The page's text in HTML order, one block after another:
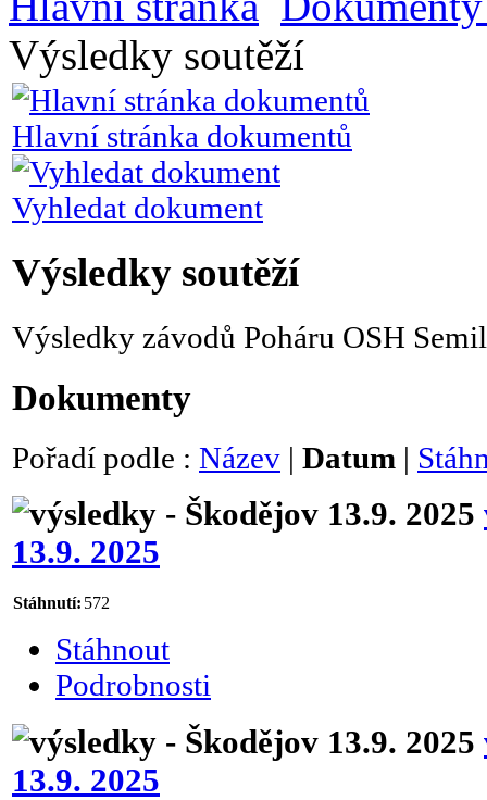
Výsledky soutěží
Hlavní stránka dokumentů
Vyhledat dokument
Výsledky soutěží
Výsledky závodů Poháru OSH
Dokumenty
Pořadí podle : Název | Datum |
13.9. 2025
Stáhnutí: 572
Stáhnout
Podrobnosti
13.9. 2025